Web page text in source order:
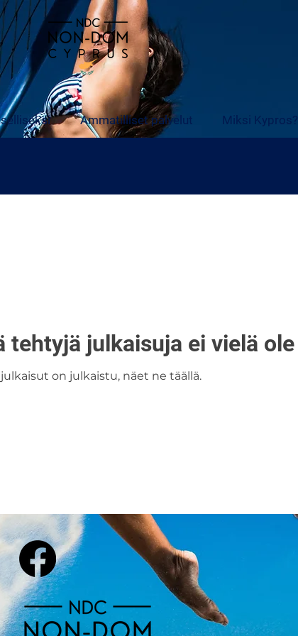
Ammatilliset palvelut Miksi Kypros?
tehtyjä julkaisuja ei vielä ole
on julkaistu, näet ne täällä.